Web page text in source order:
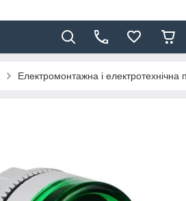
Електромонтажна і електротехнічна